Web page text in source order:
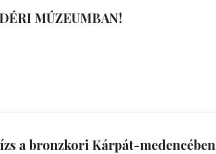
MÚZEUMBAN!
a bronzkori Kárpát-medencében